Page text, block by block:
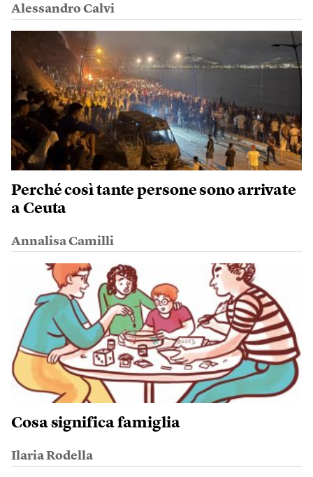
Alessandro Calvi
Perché così tante persone sono arrivate
a Ceuta
Annalisa Camilli
Cosa significa famiglia
Ilaria Rodella